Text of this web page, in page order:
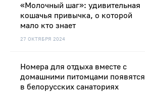
27 ОКТЯБРЯ 2024
«Молочный шаг»: удивительная
кошачья привычка, о которой
мало кто знает
Номера для отдыха вместе с
домашними питомцами появятся
в белорусских санаториях